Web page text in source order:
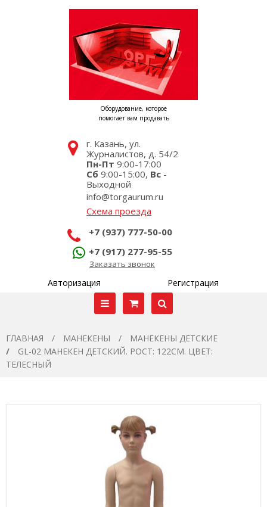
Оборудование, которое
помогает вам продавать
г. Казань, ул.
Журналистов, д. 54/2
Пн-Пт 9:00-17:00
Сб 9:00-15:00, Вс -
Выходной
info@torgaurum.ru
Схема проезда
+7 (937) 777-50-00
+7 (917) 277-95-55
Заказать звонок
Авторизация Регистрация
ГЛАВНАЯ МАНЕКЕНЫ
МАНЕКЕНЫ ДЕТСКИЕ
GL-02 МАНЕКЕН ДЕТСКИЙ. РОСТ: 122СМ. ЦВЕТ:
ТЕЛЕСНЫЙ